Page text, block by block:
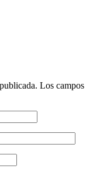
Los campos